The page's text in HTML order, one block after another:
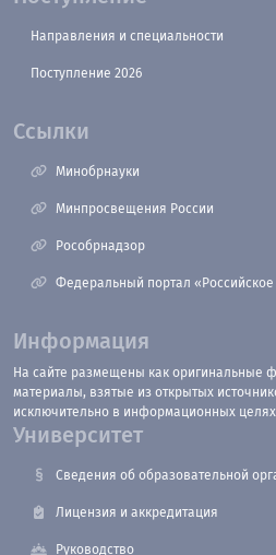
Направления и специальности
Поступление 2026
Ссылки
Минобрнауки
Минпросвещения России
Рособрнадзор
Федеральный портал
Информация
На сайте размещены как оригинальные
материалы, взятые из открытых
исключительно в информационных
Университет
Сведения об образовательной
Лицензия и аккредитация
Руководство